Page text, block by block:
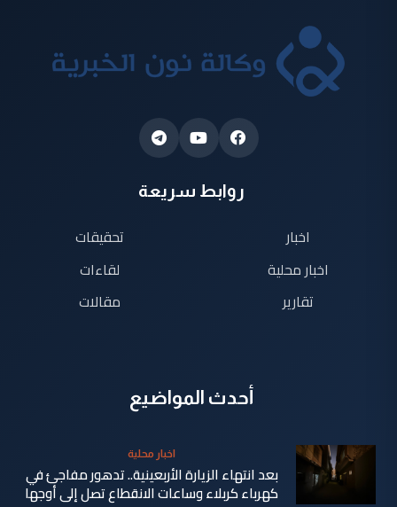
روابط سريعة
اخبار
اخبار محلية
تقارير
تحقيقات
لقاءات
مقالات
أحدث المواضيع
اخبار محلية
بعد انتهاء الزيارة الأربعينية.. تدهور مفاجئ في
كهرباء كربلاء وساعات الانقطاع تصل إلى أوجها